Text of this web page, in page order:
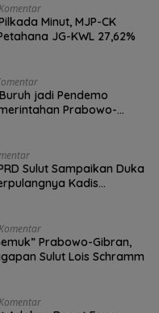
Minut, MJP-CK
JG-KWL 27,62%
jadi Pendemo
Prabowo-
Sulut Sampaikan Duka
Kadis
Prabowo-Gibran,
Sulut Lois Schramm